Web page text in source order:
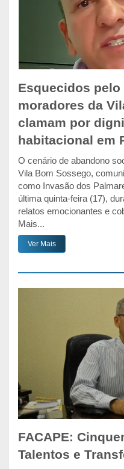
Esquecidos
moradores da
clamam por
habitacional em
O cenário de abandono
Vila Bom Sossego,
como Invasão dos
última quinta-feira (17),
relatos emocionantes e
Mais...
Ver Mais
FACAPE:
Talentos e